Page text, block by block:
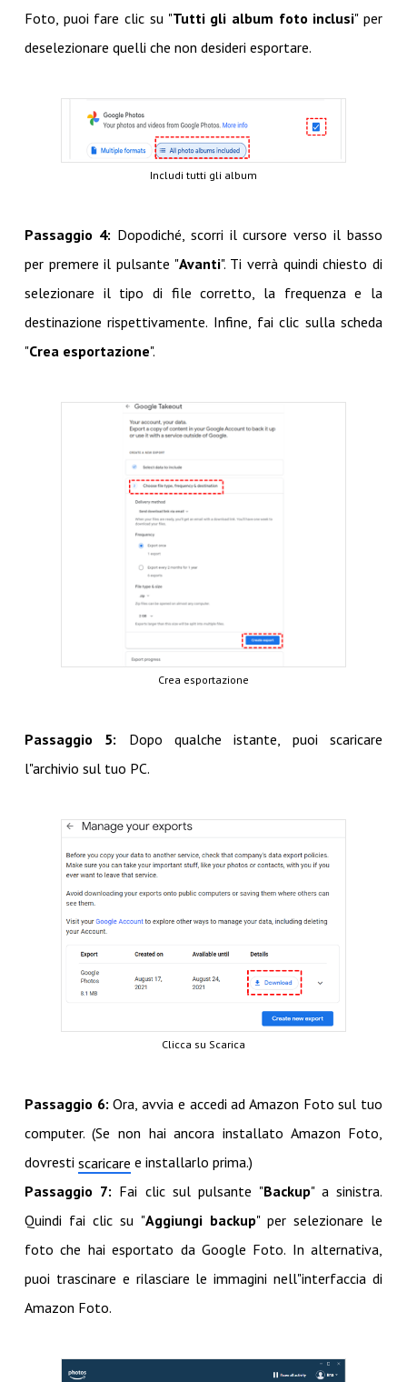
Foto, puoi fare clic su "Tutti gli album foto inclusi" per
deselezionare quelli che non desideri esportare.
Includi tutti gli album
Passaggio 4: Dopodiché, scorri il cursore verso il basso
per premere il pulsante "Avanti". Ti verrà quindi chiesto di
selezionare il tipo di file corretto, la frequenza e la
destinazione rispettivamente. Infine, fai clic sulla scheda
"Crea esportazione".
Crea esportazione
Passaggio 5: Dopo qualche istante, puoi scaricare
l"archivio sul tuo PC.
Clicca su Scarica
Passaggio 6: Ora, avvia e accedi ad Amazon Foto sul tuo
computer. (Se non hai ancora installato Amazon Foto,
dovresti scaricare e installarlo prima.)
Passaggio 7: Fai clic sul pulsante "Backup" a sinistra.
Quindi fai clic su "Aggiungi backup" per selezionare le
foto che hai esportato da Google Foto. In alternativa,
puoi trascinare e rilasciare le immagini nell"interfaccia di
Amazon Foto.